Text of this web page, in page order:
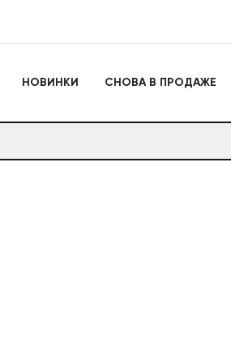
НОВИНКИ СНОВА В ПРОДАЖЕ
Настольные игры
Подарочные наборы
Слайм